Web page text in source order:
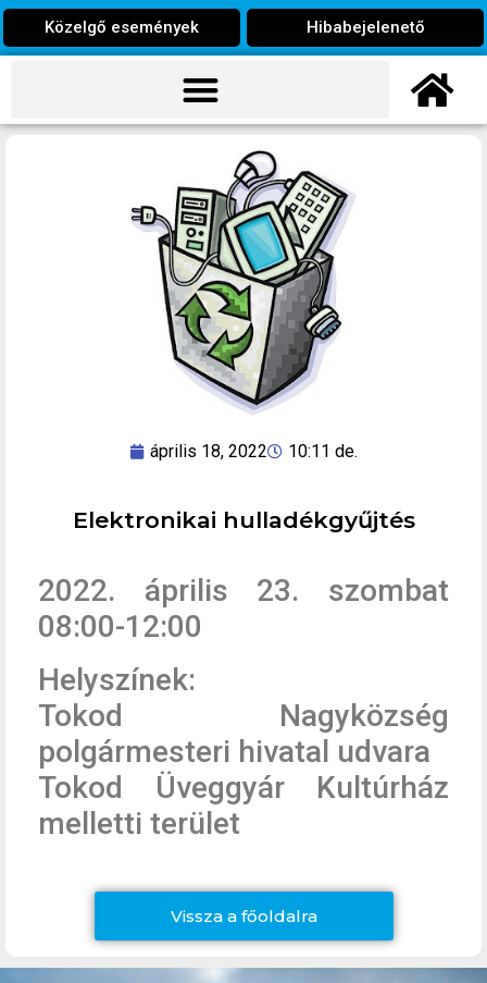
Közelgő események Hibabejelenető
április 18, 2022 10:11 de.
Elektronikai hulladékgyűjtés
2022. április 23. szombat
08:00-12:00
Helyszínek:
Tokod Nagyközség
polgármesteri hivatal udvara
Tokod Üveggyár Kultúrház
melletti terület
Vissza a főoldalra